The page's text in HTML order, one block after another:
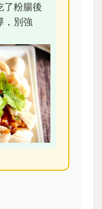
了粉腸後
，別強